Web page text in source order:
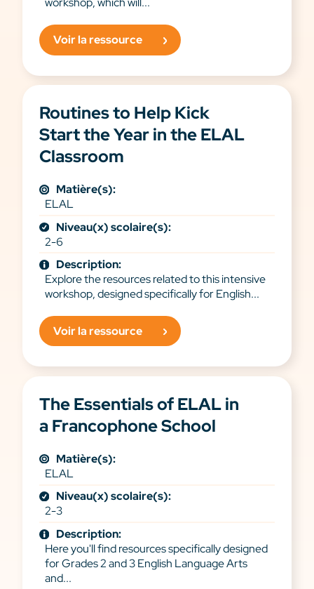
Voir la ressource
Routines to Help Kick
Start the Year in the ELAL
Classroom
Matière(s):
ELAL
Niveau(x) scolaire(s):
2-6
Description:
Explore the resources related to this intensive
workshop, designed specifically for English...
Voir la ressource
The Essentials of ELAL in
a Francophone School
Matière(s):
ELAL
Niveau(x) scolaire(s):
2-3
Description:
Here you'll find resources specifically designed
for Grades 2 and 3 English Language Arts
and...